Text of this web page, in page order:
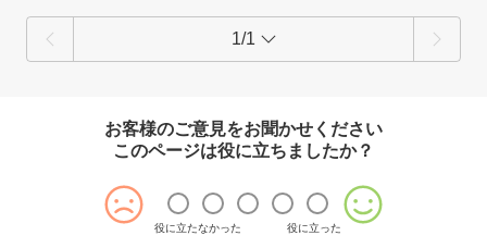
1/1
お客様のご意見をお聞かせください
このページは役に立ちましたか？
役に立たなかった 役に立った